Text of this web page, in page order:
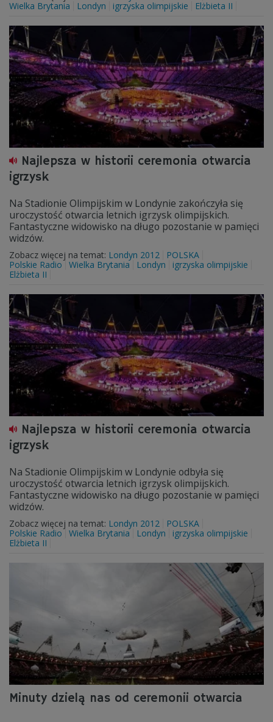
Wielka Brytania
Londyn igrzyska olimpijskie Elżbieta II
Najlepsza w historii ceremonia otwarcia
igrzysk
Na Stadionie Olimpijskim w Londynie zakończyła się
uroczystość otwarcia letnich igrzysk olimpijskich.
Fantastyczne widowisko na długo pozostanie w pamięci
widzów.
Zobacz więcej na temat: Londyn 2012
POLSKA
Polskie Radio
Wielka Brytania Londyn
igrzyska olimpijskie
Elżbieta II
Najlepsza w historii ceremonia otwarcia
igrzysk
Na Stadionie Olimpijskim w Londynie odbyła się
uroczystość otwarcia letnich igrzysk olimpijskich.
Fantastyczne widowisko na długo pozostanie w pamięci
widzów.
Zobacz więcej na temat: Londyn 2012
POLSKA
Polskie Radio
Wielka Brytania Londyn
igrzyska olimpijskie
Elżbieta II
Minuty dzielą nas od ceremonii otwarcia